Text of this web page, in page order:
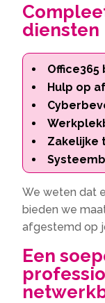
diensten
Office365
Hulp op
Zakelijke
We weten dat
bieden we
afgestemd op
Een